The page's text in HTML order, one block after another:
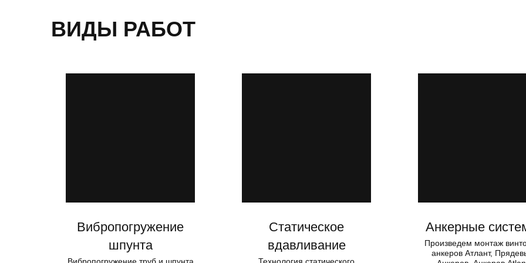
ВИДЫ РАБОТ
Вибропогружение
шпунта
Вибропогружение труб и шпунта
Статическое
вдавливание
Технология статического
Анкерные
Произведем монтаж
анкеров Атлант,